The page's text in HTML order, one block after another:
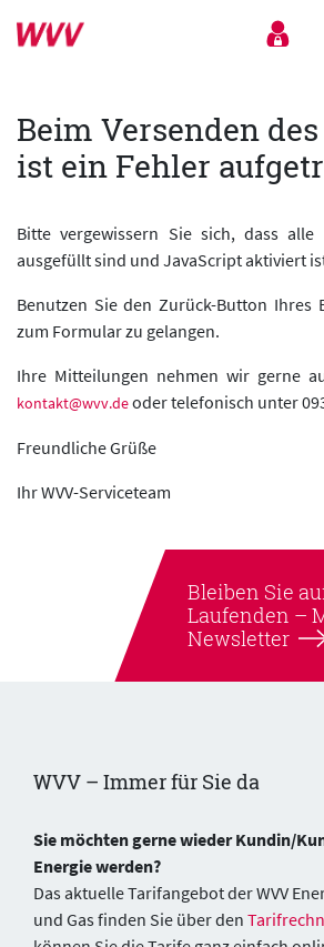
Beim Versenden
ist ein Fehler
Bitte vergewissern Sie sich, dass
ausgefüllt sind und JavaScript aktiviert
Benutzen Sie den Zurück-Button Ihres
zum Formular zu gelangen.
Ihre Mitteilungen nehmen wir gerne
kontakt@wvv.deoder telefonisch unter
Freundliche Grüße
Ihr WVV-Serviceteam
Bleiben Sie
Laufenden –
Newsletter
WVV – Immer für Sie da
Sie möchten gerne wieder Kundin/
Energie werden?
Das aktuelle Tarifangebot der WVV
und Gas finden Sie über den